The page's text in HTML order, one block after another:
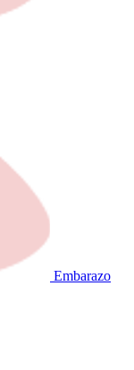
Embarazo